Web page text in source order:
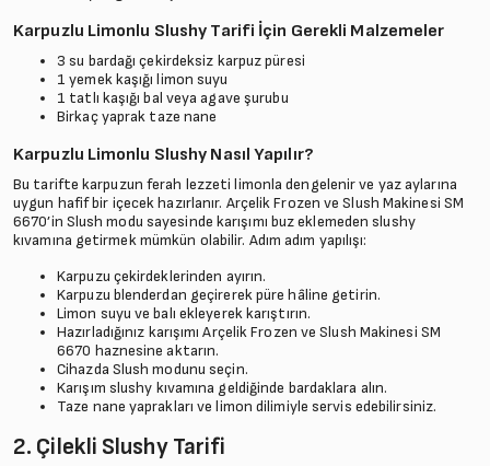
Karpuzlu Limonlu Slushy Tarifi İçin Gerekli Malzemeler
3 su bardağı çekirdeksiz karpuz püresi
1 yemek kaşığı limon suyu
1 tatlı kaşığı bal veya agave şurubu
Birkaç yaprak taze nane
Karpuzlu Limonlu Slushy Nasıl Yapılır?
Bu tarifte karpuzun ferah lezzeti limonla dengelenir ve yaz aylarına
uygun hafif bir içecek hazırlanır. Arçelik Frozen ve Slush Makinesi SM
6670’in Slush modu sayesinde karışımı buz eklemeden slushy
kıvamına getirmek mümkün olabilir. Adım adım yapılışı:
Karpuzu çekirdeklerinden ayırın.
Karpuzu blenderdan geçirerek püre hâline getirin.
Limon suyu ve balı ekleyerek karıştırın.
Hazırladığınız karışımı Arçelik Frozen ve Slush Makinesi SM
6670 haznesine aktarın.
Cihazda Slush modunu seçin.
Karışım slushy kıvamına geldiğinde bardaklara alın.
Taze nane yaprakları ve limon dilimiyle servis edebilirsiniz.
2. Çilekli Slushy Tarifi